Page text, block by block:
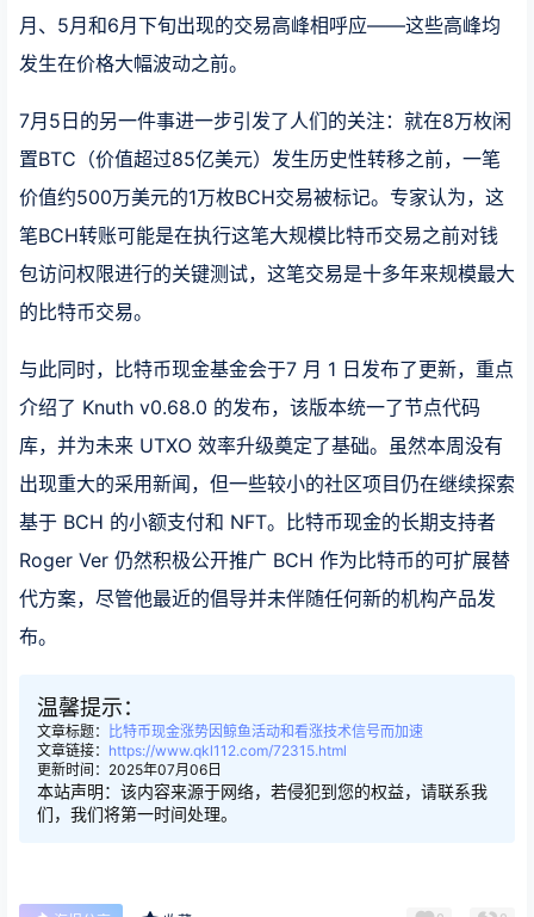
月、5月和6月下旬出现的交易高峰相呼应——这些高峰均
发生在价格大幅波动之前。
7月5日的另一件事进一步引发了人们的关注：就在8万枚闲
置BTC（价值超过85亿美元）发生历史性转移之前，一笔
价值约500万美元的1万枚BCH交易被标记。专家认为，这
笔BCH转账可能是在执行这笔大规模比特币交易之前对钱
包访问权限进行的关键测试，这笔交易是十多年来规模最大
的比特币交易。
与此同时，比特币现金基金会于7 月 1 日发布了更新，重点
介绍了 Knuth v0.68.0 的发布，该版本统一了节点代码
库，并为未来 UTXO 效率升级奠定了基础。虽然本周没有
出现重大的采用新闻，但一些较小的社区项目仍在继续探索
基于 BCH 的小额支付和 NFT。比特币现金的长期支持者
Roger Ver 仍然积极公开推广 BCH 作为比特币的可扩展替
代方案，尽管他最近的倡导并未伴随任何新的机构产品发
布。
温馨提示：
文章标题：
比特币现金涨势因鲸鱼活动和看涨技术信号而加速
文章链接： https://www.qkl112.com/72315.html
更新时间：2025年07月06日
本站声明：该内容来源于网络，若侵犯到您的权益，请联系我
们，我们将第一时间处理。